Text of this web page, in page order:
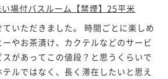
場付バスルーム【禁煙】25平米
いただきました。 時間ごとに楽しめ
やお茶漬け、カクテルなどのサービ
があってこの値段？と思うくらいで
ルではなく、長く滞在したいと思え